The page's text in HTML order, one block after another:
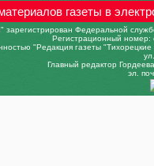
газеты в
зарегистрирован Федеральной
Регистрационный
"Редакция газеты
Главный редактор
эл.